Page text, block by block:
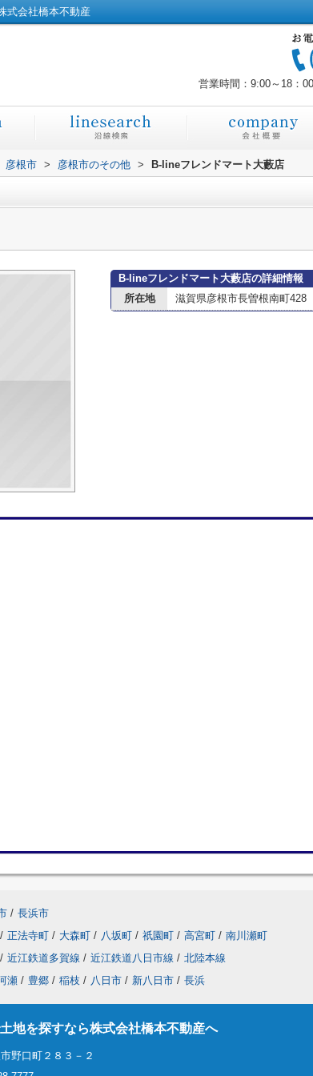
式会社橋本不動産
営業時間：9:00～18：00
彦根市 > 彦根市のその他 > B-lineフレンドマート大藪店
B-lineフレンドマート大藪店の詳細情報
所在地
滋賀県彦根市長曽根南町428
/ 長浜市
/ 正法寺町 / 大森町 / 八坂町 / 祇園町 / 高宮町 / 南川瀬町
/ 近江鉄道多賀線 / 近江鉄道八日市線 / 北陸本線
瀬 / 豊郷 / 稲枝 / 八日市 / 新八日市 / 長浜
地を探すなら株式会社橋本不動産へ
野口町２８３－２